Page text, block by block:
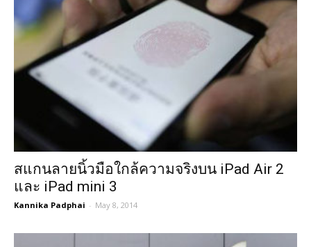
สแกนลายนิ้วมือใกล้ความจริงบน iPad Air 2
และ iPad mini 3
Kannika Padphai - May 8, 2014